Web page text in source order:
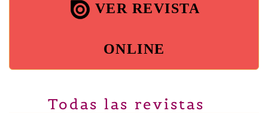
VER REVISTA
ONLINE
Todas las revistas